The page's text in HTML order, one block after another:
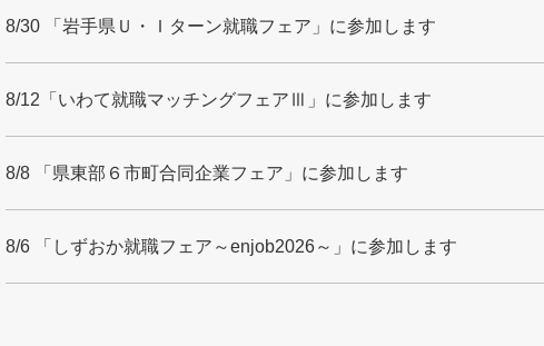
8/30 「岩手県Ｕ・Ｉターン就職フェア」に参加します
8/12「いわて就職マッチングフェアⅢ」に参加します
8/8 「県東部６市町合同企業フェア」に参加します
8/6 「しずおか就職フェア～enjob2026～」に参加します